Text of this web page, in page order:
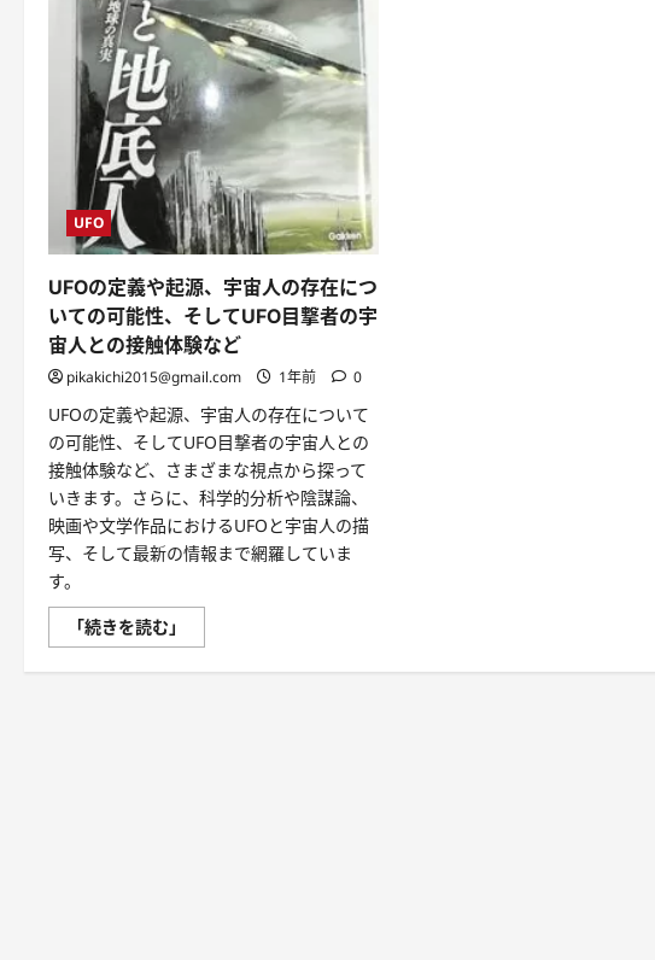
UFO
UFOの定義や起源、宇宙人の存在につ
いての可能性、そしてUFO目撃者の宇
宙人との接触体験など
pikakichi2015@gmail.com 1年前 0
UFOの定義や起源、宇宙人の存在について
の可能性、そしてUFO目撃者の宇宙人との
接触体験など、さまざまな視点から探って
いきます。さらに、科学的分析や陰謀論、
映画や文学作品におけるUFOと宇宙人の描
写、そして最新の情報まで網羅していま
す。
「続きを読む」
の
義